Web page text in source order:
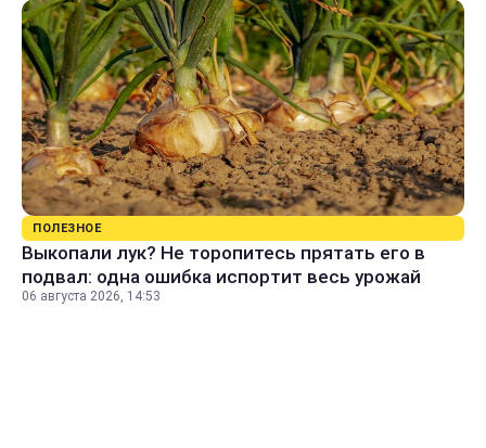
ПОЛЕЗНОЕ
Выкопали лук? Не торопитесь прятать его в
подвал: одна ошибка испортит весь урожай
06 августа 2026, 14:53